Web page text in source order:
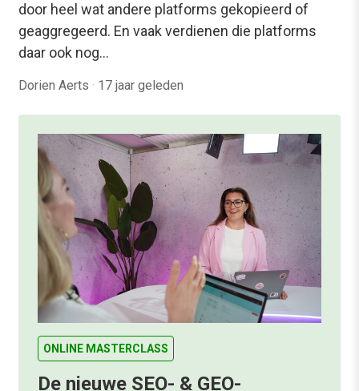
door heel wat andere platforms gekopieerd of
geaggregeerd. En vaak verdienen die platforms
daar ook nog…
Dorien Aerts · 17 jaar geleden
ONLINE MASTERCLASS
De nieuwe SEO- & GEO-